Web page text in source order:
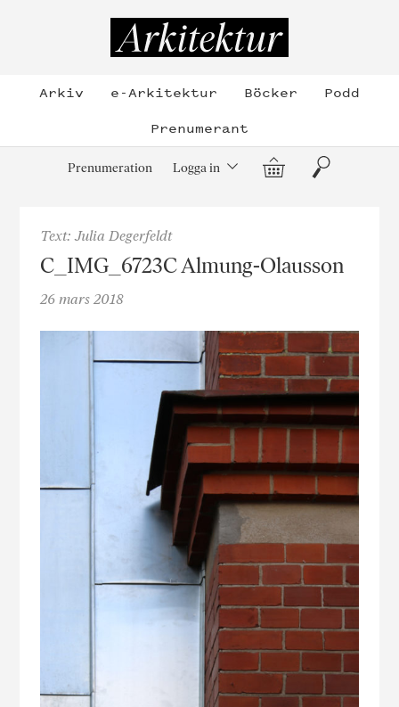
Arkiv e-Arkitektur Böcker
Podd
Prenumerant
Prenumeration Logga in Varukorg
Sök
Text: Julia Degerfeldt
C_IMG_6723C Almung-Olausson
26 mars 2018